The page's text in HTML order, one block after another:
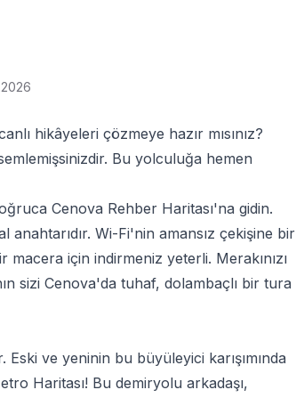
hikâyeleri çözmeye hazır mısınız?
Bu yolculuğa hemen
Cenova Rehber Haritası'na gidin.
anahtarıdır. Wi-Fi'nin amansız çekişine bir
macera için indirmeniz yeterli. Merakınızı
sizi Cenova'da tuhaf, dolambaçlı bir tura
ve yeninin bu büyüleyici karışımında
Haritası! Bu demiryolu arkadaşı,